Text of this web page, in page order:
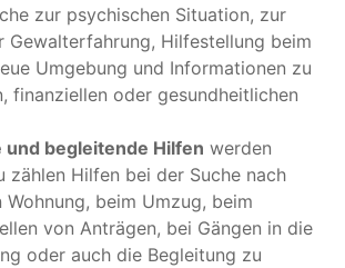
zur psychischen Situation, zur
Gewalterfahrung, Hilfestellung beim
Umgebung und Informationen zu
finanziellen oder gesundheitlichen
und begleitende Hilfen werden
zählen Hilfen bei der Suche nach
Wohnung, beim Umzug, beim
von Anträgen, bei Gängen in die
oder auch die Begleitung zu